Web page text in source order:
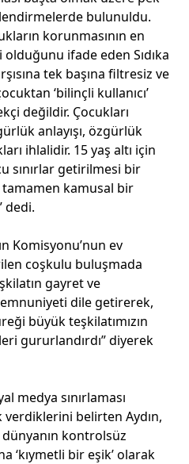
bulunuldu.
korunmasının en
ifade eden Sıdıka
tek başına filtresiz ve
‘bilinçli kullanıcı’
değildir. Çocukları
anlayışı, özgürlük
ihlalidir. 15 yaş altı için
sınırlar getirilmesi bir
tamamen kamusal bir
dedi.
Komisyonu’nun ev
coşkulu buluşmada
gayret ve
dile getirerek,
büyük teşkilatımızın
gururlandırdı” diyerek
medya sınırlaması
belirten Aydın,
dünyanın kontrolsüz
‘kıymetli bir eşik’ olarak